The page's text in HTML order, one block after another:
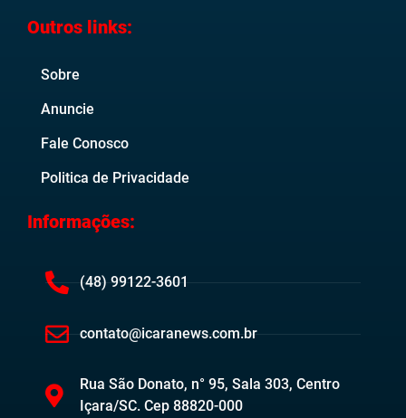
Outros links:
Sobre
Anuncie
Fale Conosco
Politica de Privacidade
Informações:
(48) 99122-3601
contato@icaranews.com.br
Rua São Donato, n° 95, Sala 303, Centro
Içara/SC. Cep 88820-000